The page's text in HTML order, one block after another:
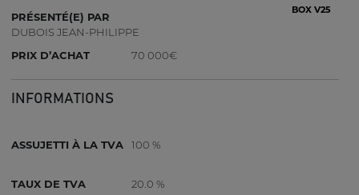
BOX V25
PRÉSENTÉ(E) PAR
DUBOIS JEAN-PHILIPPE
PRIX D’ACHAT
70 000€
INFORMATIONS
ASSUJETTI À LA TVA 100 %
TAUX DE TVA 20.0 %